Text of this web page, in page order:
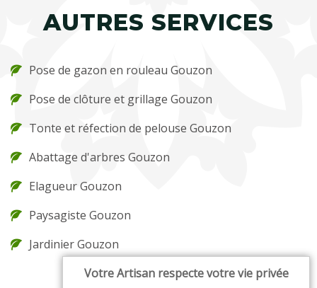
AUTRES SERVICES
Pose de gazon en rouleau Gouzon
Pose de clôture et grillage Gouzon
Tonte et réfection de pelouse Gouzon
Abattage d'arbres Gouzon
Elagueur Gouzon
Paysagiste Gouzon
Jardinier Gouzon
Votre Artisan respecte votre vie privée